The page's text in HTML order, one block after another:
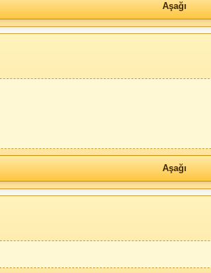
Aşağı
Aşağı